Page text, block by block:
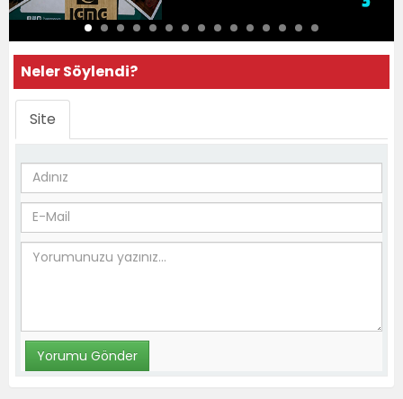
Neler Söylendi?
Site